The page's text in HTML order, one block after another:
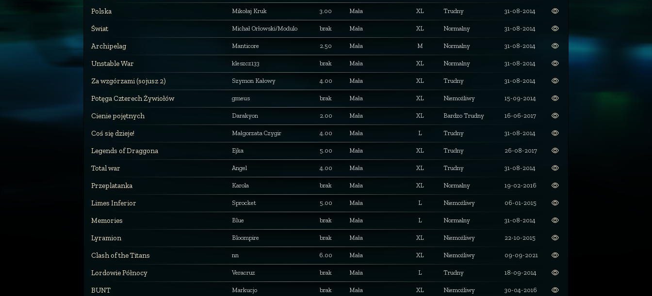
Polska Mikołaj Kruk 3.00 Mała XL Trudny 31-08-2014
Świat Michał Orłowski/Modulo brak Mała XL Normalny 31-08-2014
Archipelag Manticore 2.50 Mała M Normalny 31-08-2014
Unstable War kleszcz133 brak Mała XL Normalny 31-08-2014
Za wzgórzami (sojusz 2) Szymon Kałowy 4.00 Mała XL Trudny 31-08-2014
Potęga Czterech Żywiołów gmeus brak Mała XL Niemożliwy 15-09-2014
Cienie pojętnych Darakyon 2.00 Mała XL Bardzo Trudny 16-06-2017
Coś się dzieje! Małgorzata Czygir 4.00 Mała L Trudny 31-08-2014
Legends of Draggona Ejka 5.00 Mała XL Trudny 26-08-2017
Total war Angel 4.00 Mała XL Trudny 31-08-2014
Przeplatanka Karola brak Mała XL Normalny 19-02-2016
Limes Inferior Sprocket 5.00 Mała L Niemożliwy 06-01-2015
Memories Blue brak Mała L Normalny 31-08-2014
Lyramion Bloompire brak Mała XL Niemożliwy 22-10-2015
Clash of the Titans nn 6.00 Mała XL Niemożliwy 09-09-2021
Lordowie Północy Veracruz brak Mała L Trudny 18-09-2014
BUNT Markucjo brak Mała XL Niemożliwy 30-04-2016